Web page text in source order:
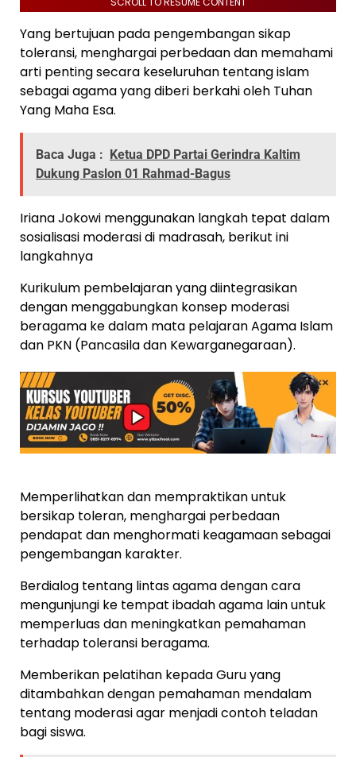
Yang bertujuan pada pengembangan sikap
toleransi, menghargai perbedaan dan memahami
arti penting secara keseluruhan tentang islam
sebagai agama yang diberi berkahi oleh Tuhan
Yang Maha Esa.
Baca Juga :
Ketua DPD Partai Gerindra Kaltim
Dukung Paslon 01 Rahmad-Bagus
Iriana Jokowi menggunakan langkah tepat dalam
sosialisasi moderasi di madrasah, berikut ini
langkahnya
Kurikulum pembelajaran yang diintegrasikan
dengan menggabungkan konsep moderasi
beragama ke dalam mata pelajaran Agama Islam
dan PKN (Pancasila dan Kewarganegaraan).
Memperlihatkan dan mempraktikan untuk
bersikap toleran, menghargai perbedaan
pendapat dan menghormati keagamaan sebagai
pengembangan karakter.
Berdialog tentang lintas agama dengan cara
mengunjungi ke tempat ibadah agama lain untuk
memperluas dan meningkatkan pemahaman
terhadap toleransi beragama.
Memberikan pelatihan kepada Guru yang
ditambahkan dengan pemahaman mendalam
tentang moderasi agar menjadi contoh teladan
bagi siswa.